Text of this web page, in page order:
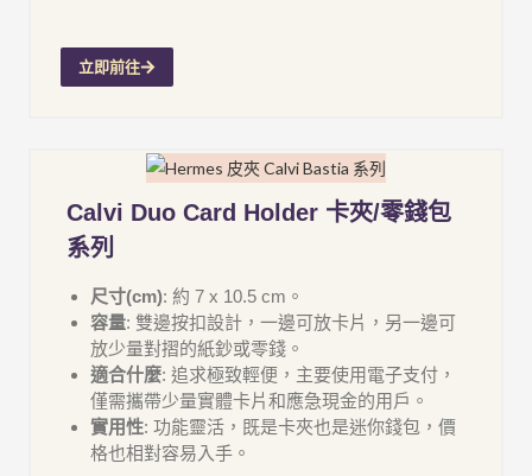
立即前往
Calvi Duo Card Holder 卡夾/零錢包
系列
尺寸(cm): 約 7 x 10.5 cm。
容量: 雙邊按扣設計，一邊可放卡片，另一邊可
放少量對摺的紙鈔或零錢。
適合什麼: 追求極致輕便，主要使用電子支付，
僅需攜帶少量實體卡片和應急現金的用戶。
實用性: 功能靈活，既是卡夾也是迷你錢包，價
格也相對容易入手。